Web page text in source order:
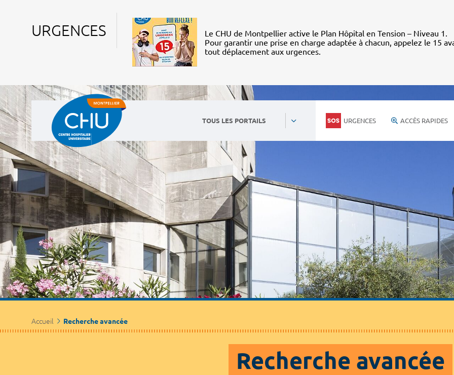
URGENCES
Le CHU de Montpellier active le Plan Hôpital en Tension – Niveau 1.
Pour garantir une prise en charge adaptée à chacun, appelez le 15
tout déplacement aux urgences.
TOUS LES PORTAILS URGENCES ACCÈS RAPIDES
Accueil Recherche avancée
Recherche avancée